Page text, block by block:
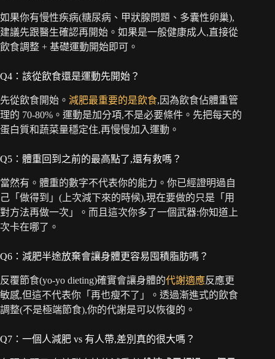
如果你有慢性疾病(糖尿病、甲狀腺問題、多囊性卵巢),
建議先跟醫生確認再開始。如果是一般健康成人,直接從
飲食調整 + 基礎運動開始即可。
Q4：該從飲食還是運動先開始？
先從飲食開始。 減肥最重要的是飲食,因為飲食佔體重管
理的 70-80%。運動是加分項,不是必要條件。先把每天的
蛋白質和蔬菜量穩定住,再慢慢加入運動。
Q5：體重回到之前的最高點了,還有救嗎？
當然有。體重的數字不代表你的能力。你已經證明過自
己「做得到」(上次減下來的時候),現在要做的只是「用
對方法再做一次」。而且這次你多了一個武器:你知道上
次卡在哪了。
Q6：減肥半途放棄會讓身體更容易囤積脂肪嗎？
反覆節食(yo-yo dieting)確實會讓身體的代謝適應反應更
敏感,但這不代表你「再也瘦不了」。透過漸進式的飲食
調整(不是極端節食),你的代謝是可以恢復的。
Q7：一個人減肥 vs 有人帶,差別真的很大嗎？